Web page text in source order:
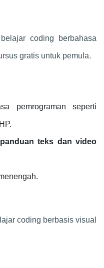
coding berbahasa
gratis untuk pemula.
pemrograman seperti
panduan teks dan video
coding berbasis visual